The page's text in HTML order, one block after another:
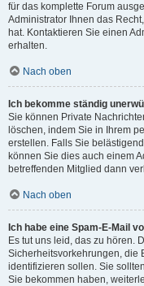
für das komplette Forum
Administrator Ihnen das
hat. Kontaktieren Sie einen
erhalten.
Nach oben
Ich bekomme ständig
Sie können Private
löschen, indem Sie in Ihrem
erstellen. Falls Sie
können Sie dies auch einem
betreffenden Mitglied dann
Nach oben
Ich habe eine Spam-E-Mail
Es tut uns leid, das zu hören.
Sicherheitsvorkehrungen, die
identifizieren sollen. Sie
Sie bekommen haben,